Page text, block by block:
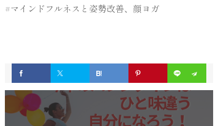
#マインドフルネスと姿勢改善、顔ヨガ